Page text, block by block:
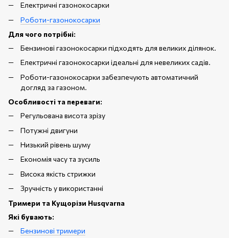
Електричні газонокосарки
Роботи-газонокосарки
Для чого потрібні:
Бензинові газонокосарки підходять для великих ділянок.
Електричні газонокосарки ідеальні для невеликих садів.
Роботи-газонокосарки забезпечують автоматичний
догляд за газоном.
Особливості та переваги:
Регульована висота зрізу
Потужні двигуни
Низький рівень шуму
Економія часу та зусиль
Висока якість стрижки
Зручність у використанні
Тримери та Кущорізи Husqvarna
Які бувають:
Бензинові тримери